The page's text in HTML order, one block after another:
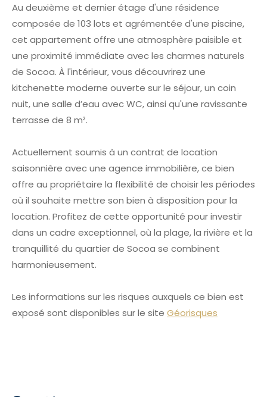
Au deuxième et dernier étage d'une résidence
composée de 103 lots et agrémentée d'une piscine,
cet appartement offre une atmosphère paisible et
une proximité immédiate avec les charmes naturels
de Socoa. À l'intérieur, vous découvrirez une
kitchenette moderne ouverte sur le séjour, un coin
nuit, une salle d’eau avec WC, ainsi qu'une ravissante
terrasse de 8 m².
Actuellement soumis à un contrat de location
saisonnière avec une agence immobilière, ce bien
offre au propriétaire la flexibilité de choisir les périodes
où il souhaite mettre son bien à disposition pour la
location. Profitez de cette opportunité pour investir
dans un cadre exceptionnel, où la plage, la rivière et la
tranquillité du quartier de Socoa se combinent
harmonieusement.
Les informations sur les risques auxquels ce bien est
exposé sont disponibles sur le site Géorisques